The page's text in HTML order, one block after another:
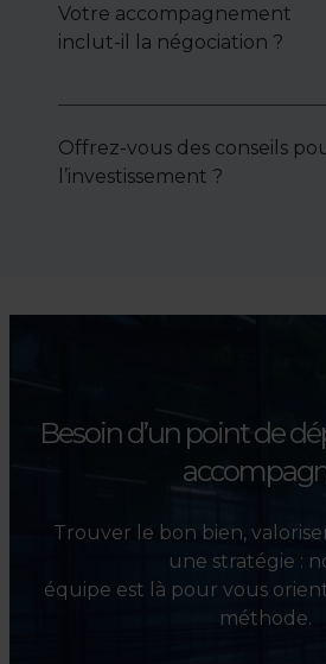
biens sur mesure, selon vos
attentes et votre secteur.
Votre accompagnement
inclut-il la négociation ?
négocier le prix, le bail ou
conditions de vente.
Offrez-vous des conseils
l’investissement ?
l’évaluation et la valorisation
Besoin d’un point de
Trouver le bon bien,
une stratégie :
équipe est là pour vous
méthode.